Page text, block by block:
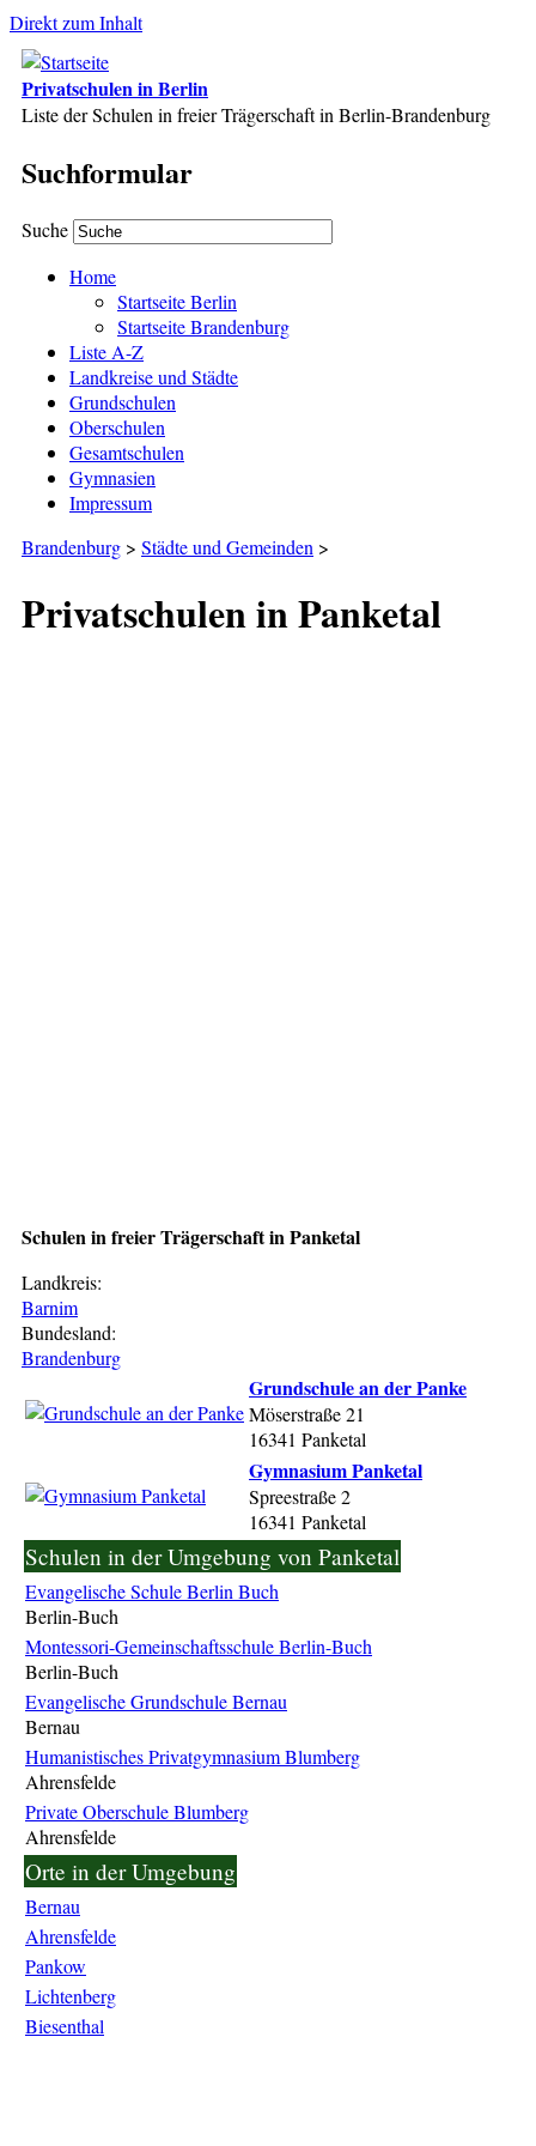
Direkt zum Inhalt
Privatschulen in Berlin
Liste der Schulen in freier Trägerschaft in Berlin-Brandenburg
Suchformular
Suche
Home
Startseite Berlin
Startseite Brandenburg
Liste A-Z
Landkreise und Städte
Grundschulen
Oberschulen
Gesamtschulen
Gymnasien
Impressum
Brandenburg > Städte und Gemeinden >
Privatschulen in Panketal
Schulen in freier Trägerschaft in Panketal
Landkreis:
Barnim
Bundesland:
Brandenburg
Grundschule an der Panke
Möserstraße 21
16341 Panketal
Gymnasium Panketal
Spreestraße 2
16341 Panketal
Schulen in der Umgebung von Panketal
Evangelische Schule Berlin Buch
Berlin-Buch
Montessori-Gemeinschaftsschule Berlin-Buch
Berlin-Buch
Evangelische Grundschule Bernau
Bernau
Humanistisches Privatgymnasium Blumberg
Ahrensfelde
Private Oberschule Blumberg
Ahrensfelde
Orte in der Umgebung
Bernau
Ahrensfelde
Pankow
Lichtenberg
Biesenthal